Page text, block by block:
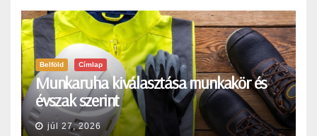
Belföld Címlap
Munkaruha kiválasztása munkakör és
évszak szerint
júl 27, 2026